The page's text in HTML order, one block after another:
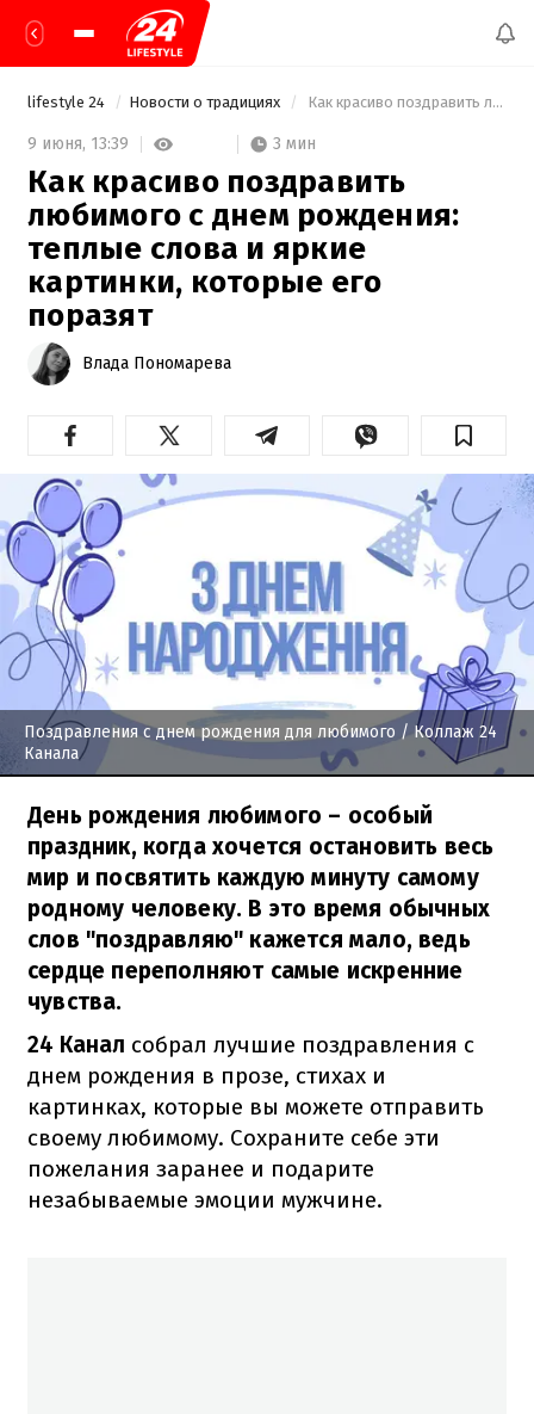
lifestyle 24 Новости о традициях Как красиво поздравить любимого с днем рождения: теплые слова и яркие картинки, которые его поразят
9 июня, 13:39 3 мин
Как красиво поздравить
любимого с днем рождения:
теплые слова и яркие
картинки, которые его
поразят
Влада Пономарева
Поздравления с днем рождения для любимого / Коллаж 24
Канала
День рождения любимого – особый
праздник, когда хочется остановить весь
мир и посвятить каждую минуту самому
родному человеку. В это время обычных
слов "поздравляю" кажется мало, ведь
сердце переполняют самые искренние
чувства.
24 Канал собрал лучшие поздравления с
днем рождения в прозе, стихах и
картинках, которые вы можете отправить
своему любимому. Сохраните себе эти
пожелания заранее и подарите
незабываемые эмоции мужчине.